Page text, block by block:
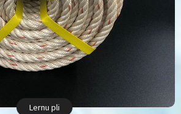
Lernu pli